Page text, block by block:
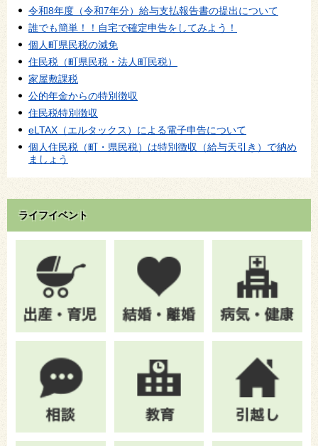
令和8年度（令和7年分）給与支払報告書の提出について
誰でも簡単！！自宅で確定申告をしてみよう！
個人町県民税の減免
住民税（町県民税・法人町民税）
家屋敷課税
公的年金からの特別徴収
住民税特別徴収
eLTAX（エルタックス）による電子申告について
個人住民税（町・県民税）は特別徴収（給与天引き）で納め
ましょう
ライフイベント